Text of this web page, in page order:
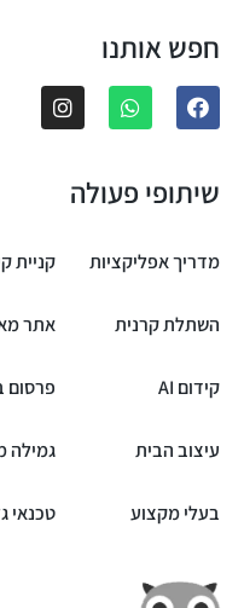
חפש אותנו
שיתופי פעולה
מדריך אפליקציות קניית
השתלת קרנית אתר
קידום AI פרסום
עיצוב הבית גמילה
בעלי מקצוע טכנאי